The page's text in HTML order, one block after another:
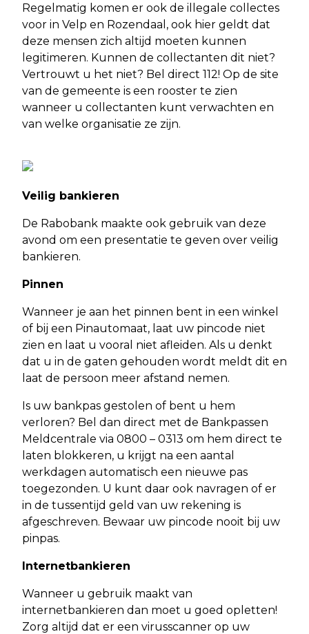
Regelmatig komen er ook de illegale collectes
voor in Velp en Rozendaal, ook hier geldt dat
deze mensen zich altijd moeten kunnen
legitimeren. Kunnen de collectanten dit niet?
Vertrouwt u het niet? Bel direct 112! Op de site
van de gemeente is een rooster te zien
wanneer u collectanten kunt verwachten en
van welke organisatie ze zijn.
Veilig bankieren
De Rabobank maakte ook gebruik van deze
avond om een presentatie te geven over veilig
bankieren.
Pinnen
Wanneer je aan het pinnen bent in een winkel
of bij een Pinautomaat, laat uw pincode niet
zien en laat u vooral niet afleiden. Als u denkt
dat u in de gaten gehouden wordt meldt dit en
laat de persoon meer afstand nemen.
Is uw bankpas gestolen of bent u hem
verloren? Bel dan direct met de Bankpassen
Meldcentrale via 0800 – 0313 om hem direct te
laten blokkeren, u krijgt na een aantal
werkdagen automatisch een nieuwe pas
toegezonden. U kunt daar ook navragen of er
in de tussentijd geld van uw rekening is
afgeschreven. Bewaar uw pincode nooit bij uw
pinpas.
Internetbankieren
Wanneer u gebruik maakt van
internetbankieren dan moet u goed opletten!
Zorg altijd dat er een virusscanner op uw